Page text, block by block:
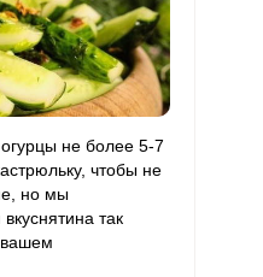
не более 5-7
чтобы не
но мы
так
вашем